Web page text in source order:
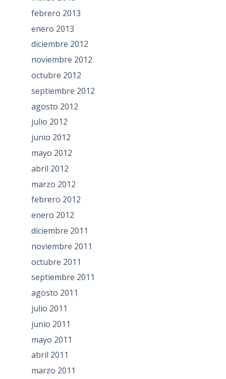
febrero 2013
enero 2013
diciembre 2012
noviembre 2012
octubre 2012
septiembre 2012
agosto 2012
julio 2012
junio 2012
mayo 2012
abril 2012
marzo 2012
febrero 2012
enero 2012
diciembre 2011
noviembre 2011
octubre 2011
septiembre 2011
agosto 2011
julio 2011
junio 2011
mayo 2011
abril 2011
marzo 2011